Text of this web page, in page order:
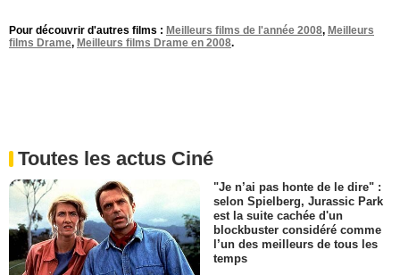
Pour découvrir d'autres films : Meilleurs films de l'année 2008, Meilleurs
films Drame, Meilleurs films Drame en 2008.
Toutes les actus Ciné
"Je n’ai pas honte de le dire" :
selon Spielberg, Jurassic Park
est la suite cachée d'un
blockbuster considéré comme
l’un des meilleurs de tous les
temps